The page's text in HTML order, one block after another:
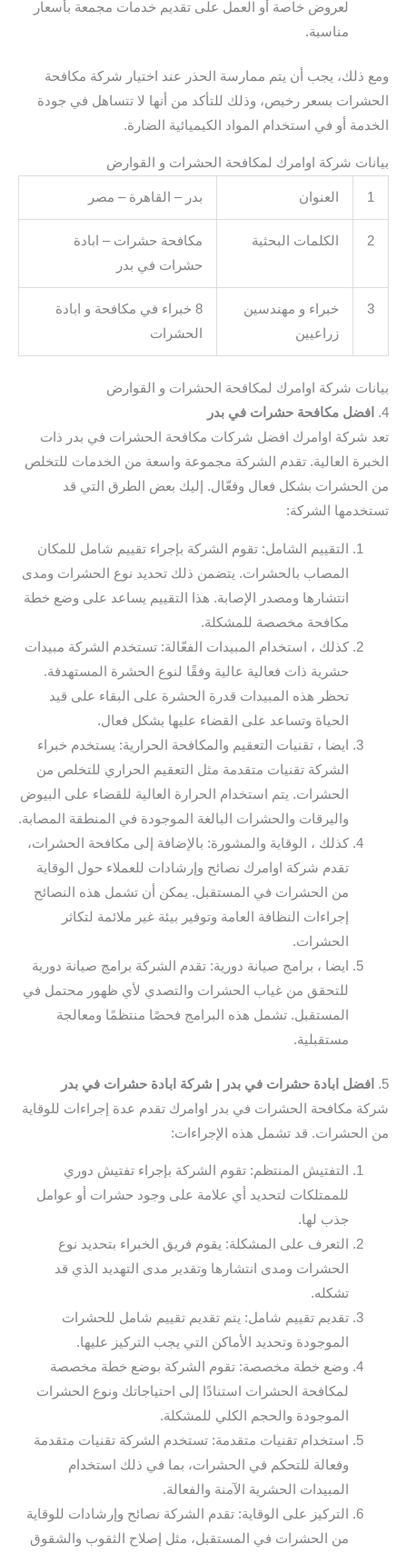
لعروض خاصة أو العمل على تقديم خدمات مجمعة بأسعار
مناسبة.
ومع ذلك، يجب أن يتم ممارسة الحذر عند اختيار شركة مكافحة
الحشرات بسعر رخيص، وذلك للتأكد من أنها لا تتساهل في جودة
الخدمة أو في استخدام المواد الكيميائية الضارة.
بيانات شركة اوامرك لمكافحة الحشرات و القوارض
1 العنوان بدر – القاهرة – مصر
2 الكلمات البحثية
مكافحة حشرات – ابادة
حشرات في بدر
3
خبراء و مهندسين
زراعيين
8 خبراء في مكافحة و ابادة
الحشرات
بيانات شركة اوامرك لمكافحة الحشرات و القوارض
4.
افضل مكافحة حشرات في بدر
تعد شركة اوامرك افضل شركات مكافحة الحشرات في بدر ذات
الخبرة العالية. تقدم الشركة مجموعة واسعة من الخدمات للتخلص
من الحشرات بشكل فعال وفعّال. إليك بعض الطرق التي قد
تستخدمها الشركة:
التقييم الشامل: تقوم الشركة بإجراء تقييم شامل للمكان
المصاب بالحشرات. يتضمن ذلك تحديد نوع الحشرات ومدى
انتشارها ومصدر الإصابة. هذا التقييم يساعد على وضع خطة
مكافحة مخصصة للمشكلة.
كذلك ، استخدام المبيدات الفعّالة: تستخدم الشركة مبيدات
حشرية ذات فعالية عالية وفقًا لنوع الحشرة المستهدفة.
تحظر هذه المبيدات قدرة الحشرة على البقاء على قيد
الحياة وتساعد على القضاء عليها بشكل فعال.
ايضا ، تقنيات التعقيم والمكافحة الحرارية: يستخدم خبراء
الشركة تقنيات متقدمة مثل التعقيم الحراري للتخلص من
الحشرات. يتم استخدام الحرارة العالية للقضاء على البيوض
واليرقات والحشرات البالغة الموجودة في المنطقة المصابة.
كذلك ، الوقاية والمشورة: بالإضافة إلى مكافحة الحشرات،
تقدم شركة اوامرك نصائح وإرشادات للعملاء حول الوقاية
من الحشرات في المستقبل. يمكن أن تشمل هذه النصائح
إجراءات النظافة العامة وتوفير بيئة غير ملائمة لتكاثر
الحشرات.
ايضا ، برامج صيانة دورية: تقدم الشركة برامج صيانة دورية
للتحقق من غياب الحشرات والتصدي لأي ظهور محتمل في
المستقبل. تشمل هذه البرامج فحصًا منتظمًا ومعالجة
مستقبلية.
5.
افضل ابادة حشرات في بدر | شركة ابادة حشرات في بدر
شركة مكافحة الحشرات في بدر اوامرك تقدم عدة إجراءات للوقاية
من الحشرات. قد تشمل هذه الإجراءات:
التفتيش المنتظم: تقوم الشركة بإجراء تفتيش دوري
للممتلكات لتحديد أي علامة على وجود حشرات أو عوامل
جذب لها.
التعرف على المشكلة: يقوم فريق الخبراء بتحديد نوع
الحشرات ومدى انتشارها وتقدير مدى التهديد الذي قد
تشكله.
تقديم تقييم شامل: يتم تقديم تقييم شامل للحشرات
الموجودة وتحديد الأماكن التي يجب التركيز عليها.
وضع خطة مخصصة: تقوم الشركة بوضع خطة مخصصة
لمكافحة الحشرات استنادًا إلى احتياجاتك ونوع الحشرات
الموجودة والحجم الكلي للمشكلة.
استخدام تقنيات متقدمة: تستخدم الشركة تقنيات متقدمة
وفعالة للتحكم في الحشرات، بما في ذلك استخدام
المبيدات الحشرية الآمنة والفعالة.
التركيز على الوقاية: تقدم الشركة نصائح وإرشادات للوقاية
من الحشرات في المستقبل، مثل إصلاح الثقوب والشقوق